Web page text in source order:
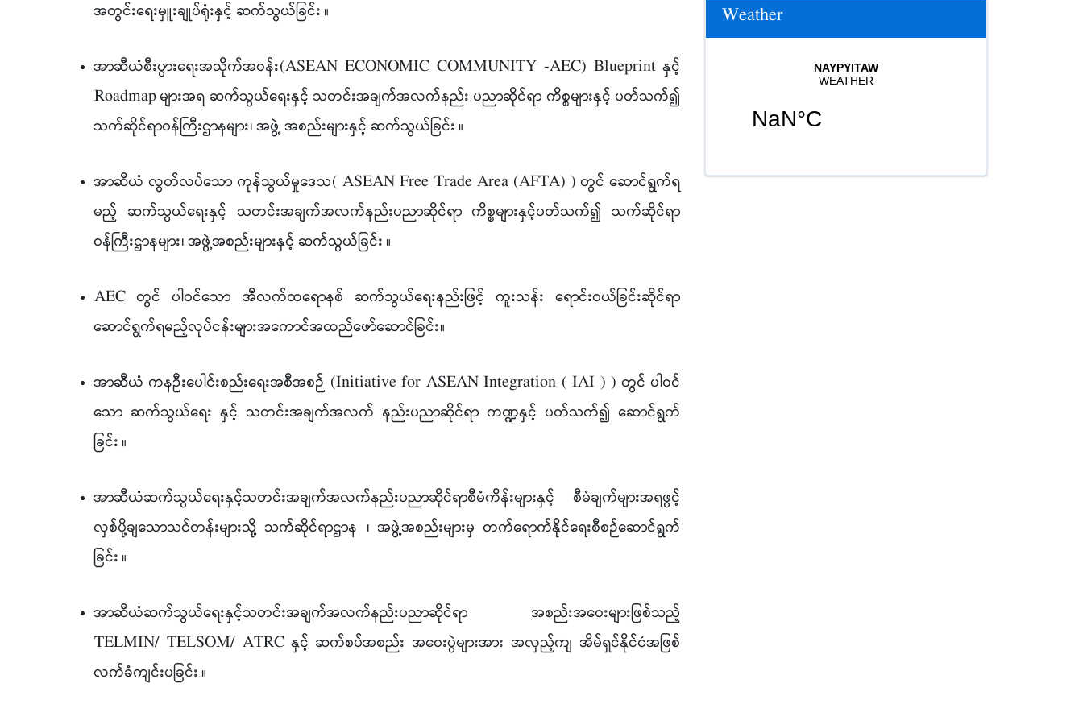
အတွင်းရေးမှူးချုပ်ရုံးနှင့် ဆက်သွယ်ခြင်း ။
အာဆီယံစီးပွားရေးအသိုက်အဝန်း(ASEAN ECONOMIC COMMUNITY -AEC) Blueprint နှင့်
Roadmap များအရ ဆက်သွယ်ရေးနှင့် သတင်းအချက်အလက်နည်း ပညာဆိုင်ရာ ကိစ္စများနှင့် ပတ်သက်၍
သက်ဆိုင်ရာဝန်ကြီးဌာနများ၊ အဖွဲ့ အစည်းများနှင့် ဆက်သွယ်ခြင်း ။
အာဆီယံ လွတ်လပ်သော ကုန်သွယ်မှုဒေသ( ASEAN Free Trade Area (AFTA) ) တွင် ဆောင်ရွက်ရ
မည့် ဆက်သွယ်‌ရေးနှင့် သတင်းအချက်အလက်နည်းပညာဆိုင်ရာ ကိစ္စများနှင့်ပတ်သက်၍ သက်ဆိုင်ရာ
ဝန်ကြီးဌာနများ၊ အဖွဲ့အစည်းများနှင့် ဆက်သွယ်ခြင်း ။
AEC တွင် ပါဝင်သော အီလက်ထရောနစ် ဆက်သွယ်ရေးနည်းဖြင့် ကူးသန်း ရောင်းဝယ်ခြင်းဆိုင်ရာ
ဆောင်ရွက်ရမည့်လုပ်ငန်းများအကောင်အထည်ဖော်ဆောင်ခြင်း။
အာဆီယံ ကနဦးပေါင်းစည်းရေးအစီအစဉ် (Initiative for ASEAN Integration ( IAI ) ) တွင် ပါဝင်
သော ဆက်သွယ်ရေး နှင့် သတင်းအချက်အလက် နည်းပညာဆိုင်ရာ ကဏ္ဍနှင့် ပတ်သက်၍ ဆောင်ရွက်
ခြင်း ။
အာဆီယံဆက်သွယ်ရေးနှင့်သတင်းအချက်အလက်နည်းပညာဆိုင်ရာစီမံကိန်းများနှင့် စီမံချက်များအရဖွင့်
လှစ်ပို့ချသောသင်တန်းများသို့ သက်ဆိုင်ရာဌာန ၊ အဖွဲ့အစည်းများမှ တက်ရောက်နိုင်ရေးစီစဉ်ဆောင်ရွက်
ခြင်း ။
အာဆီယံဆက်သွယ်ရေးနှင့်သတင်းအချက်အလက်နည်းပညာဆိုင်ရာ အစည်းအဝေးများဖြစ်သည့်
TELMIN/ TELSOM/ ATRC နှင့် ဆက်စပ်အစည်း အဝေးပွဲများအား အလှည့်ကျ အိမ်ရှင်နိုင်ငံအဖြစ်
လက်ခံကျင်းပခြင်း ။
Weather